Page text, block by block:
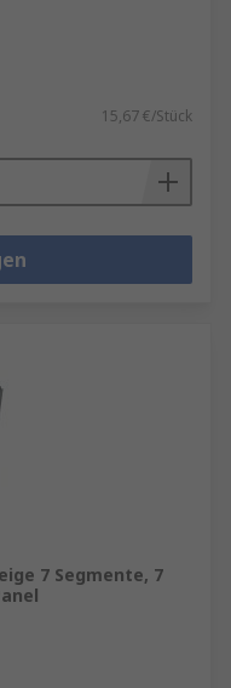
15,67 €/Stück
7 Segmente, 7